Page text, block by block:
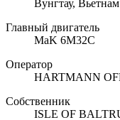
Вунгтау, Вьетнам
Главный двигатель
MaK 6M32C
Оператор
HARTMANN
Собственник
ISLE OF